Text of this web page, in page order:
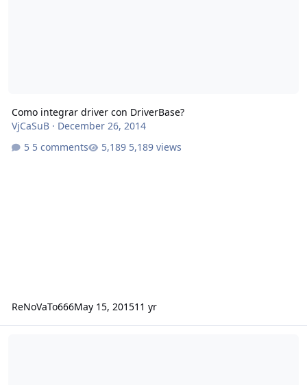
Como integrar driver con DriverBase?
VjCaSuB· December 26, 2014
5 comments
5,189 views
ReNoVaTo666May 15, 201511 yr